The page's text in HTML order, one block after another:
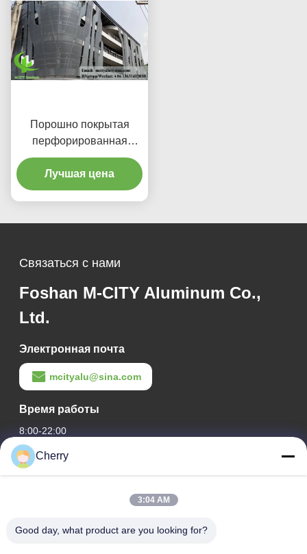
Порошно покрытая
перфорированная
алюминиевая панель с
пользовательскими
цветами RAL и
для облицовки фасадов
Лучшая цена
Связаться с нами
Foshan M-CITY Aluminum Co.,
Ltd.
Электронная почта
mcityalu@sina.com
Время работы
8:00-22:00
Наш адрес
Индустриальный парк Хегуи, Лишуй, Наньхай Фошань
Cherry
3:04 AM
Good day, what product are you looking for?